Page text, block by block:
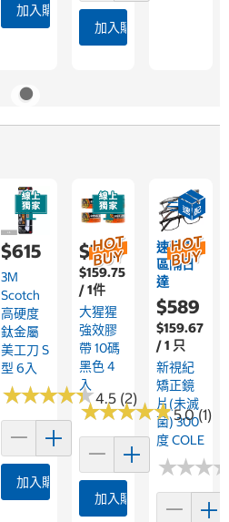
加入購物車
加入購物車
$615
3M
Scotch
高硬度
鈦金屬
美工刀 S
型 6入
★★★★★
★★★★★4.5 (2)
加入購物車
$799
$159.75
/ 1件
大猩猩
強效膠
帶 10碼
黑色 4
入
★★★★★
★★★★★5.0 (1)
加入購物車
速配限
區隔日
達
$589
$159.67
/ 1 只
新視紀
矯正鏡
片(未滅
菌) 300
度 COLE
★★★
★★★